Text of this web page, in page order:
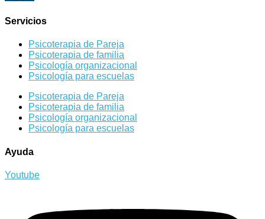
Servicios
Psicoterapia de Pareja
Psicoterapia de familia
Psicología organizacional
Psicología para escuelas
Psicoterapia de Pareja
Psicoterapia de familia
Psicología organizacional
Psicología para escuelas
Ayuda
Youtube